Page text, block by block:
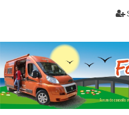
Fourgon-
Forum de conseils et d'entraide
aménagés, vans et de